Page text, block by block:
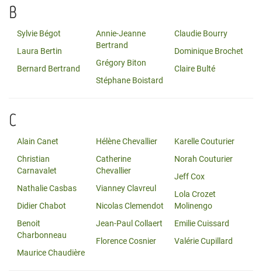
B
Sylvie Bégot
Laura Bertin
Bernard Bertrand
Annie-Jeanne
Bertrand
Grégory Biton
Stéphane Boistard
Claudie Bourry
Dominique Brochet
Claire Bulté
C
Alain Canet
Christian
Carnavalet
Nathalie Casbas
Didier Chabot
Benoit
Charbonneau
Maurice Chaudière
Hélène Chevallier
Catherine
Chevallier
Vianney Clavreul
Nicolas Clemendot
Jean-Paul Collaert
Florence Cosnier
Karelle Couturier
Norah Couturier
Jeff Cox
Lola Crozet
Molinengo
Emilie Cuissard
Valérie Cupillard